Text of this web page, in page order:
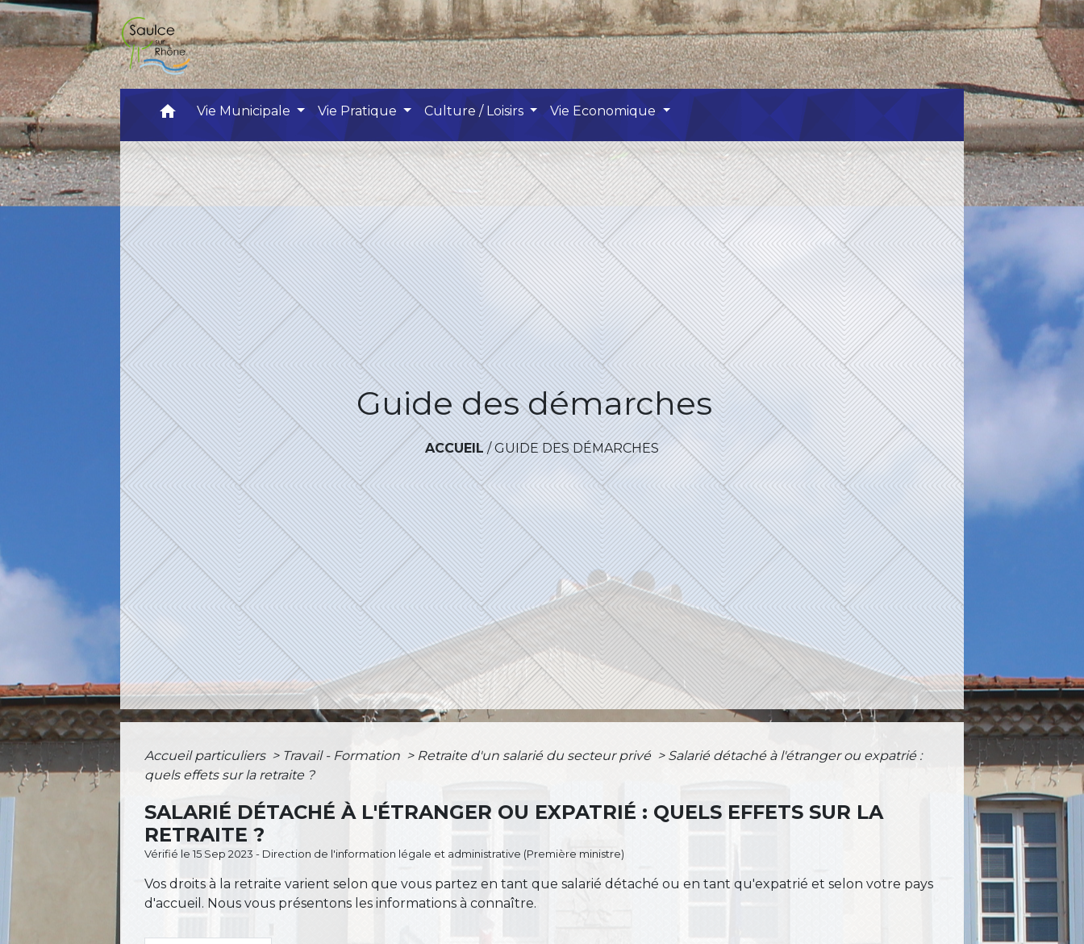
home Vie Municipale Vie Pratique Culture / Loisirs Vie Economique
Guide des démarches
ACCUEIL/GUIDE DES DÉMARCHES
Accueil particuliers > Travail - Formation > Retraite d'un salarié du secteur privé > Salarié détaché à l'étranger ou expatrié :
quels effets sur la retraite ?
SALARIÉ DÉTACHÉ À L'ÉTRANGER OU EXPATRIÉ : QUELS EFFETS SUR LA
RETRAITE ?
Vérifié le 15 Sep 2023 - Direction de l'information légale et administrative (Première ministre)
Vos droits à la retraite varient selon que vous partez en tant que salarié détaché ou en tant qu'expatrié et selon votre pays
d'accueil. Nous vous présentons les informations à connaître.